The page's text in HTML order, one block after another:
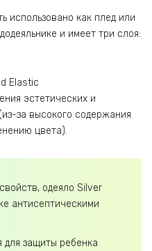
использовано как плед или
и имеет три слоя:
Elastic
эстетических и
за высокого содержания
цвета).
одеяло Silver
антисептическими
для защиты ребенка